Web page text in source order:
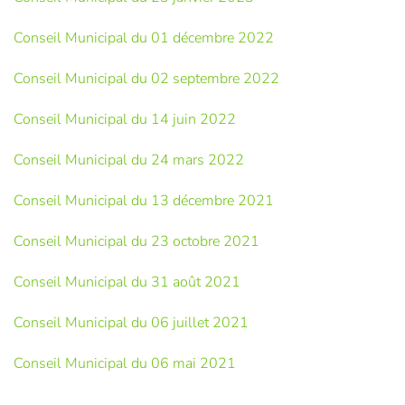
Conseil Municipal du 01 décembre 2022
Conseil Municipal du 02 septembre 2022
Conseil Municipal du 14 juin 2022
Conseil Municipal du 24 mars 2022
Conseil Municipal du 13 décembre 2021
Conseil Municipal du 23 octobre 2021
Conseil Municipal du 31 août 2021
Conseil Municipal du 06 juillet 2021
Conseil Municipal du 06 mai 2021